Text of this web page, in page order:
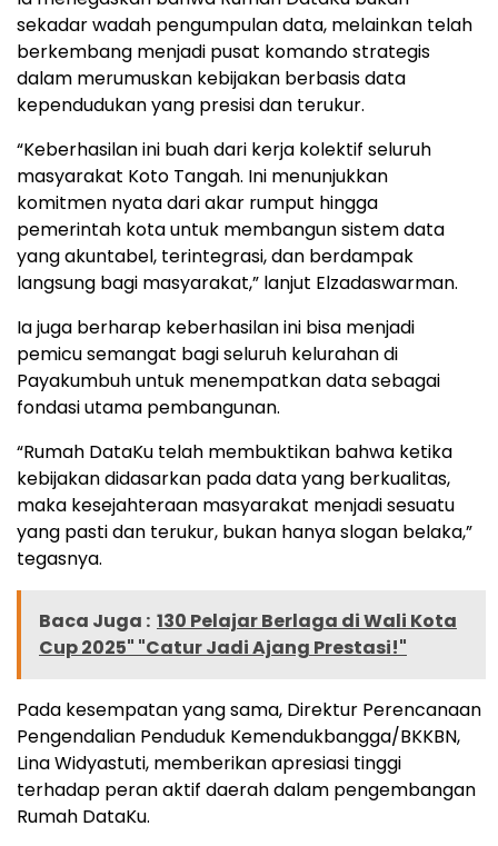
sekadar wadah pengumpulan data, melainkan telah
berkembang menjadi pusat komando strategis
dalam merumuskan kebijakan berbasis data
kependudukan yang presisi dan terukur.
“Keberhasilan ini buah dari kerja kolektif seluruh
masyarakat Koto Tangah. Ini menunjukkan
komitmen nyata dari akar rumput hingga
pemerintah kota untuk membangun sistem data
yang akuntabel, terintegrasi, dan berdampak
langsung bagi masyarakat,” lanjut Elzadaswarman.
Ia juga berharap keberhasilan ini bisa menjadi
pemicu semangat bagi seluruh kelurahan di
Payakumbuh untuk menempatkan data sebagai
fondasi utama pembangunan.
“Rumah DataKu telah membuktikan bahwa ketika
kebijakan didasarkan pada data yang berkualitas,
maka kesejahteraan masyarakat menjadi sesuatu
yang pasti dan terukur, bukan hanya slogan belaka,”
tegasnya.
Baca Juga : 130 Pelajar Berlaga di Wali Kota
Cup 2025" "Catur Jadi Ajang Prestasi!"
Pada kesempatan yang sama, Direktur Perencanaan
Pengendalian Penduduk Kemendukbangga/BKKBN,
Lina Widyastuti, memberikan apresiasi tinggi
terhadap peran aktif daerah dalam pengembangan
Rumah DataKu.